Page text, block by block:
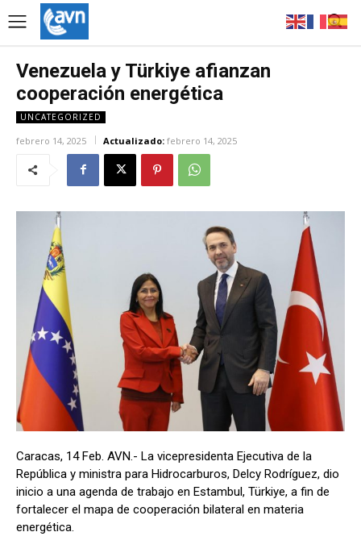
Venezuela y Türkiye afianzan
cooperación energética
UNCATEGORIZED
febrero 14, 2025 Actualizado: febrero 14, 2025
Caracas, 14 Feb. AVN.- La vicepresidenta Ejecutiva de la
República y ministra para Hidrocarburos, Delcy Rodríguez, dio
inicio a una agenda de trabajo en Estambul, Türkiye, a fin de
fortalecer el mapa de cooperación bilateral en materia
energética.